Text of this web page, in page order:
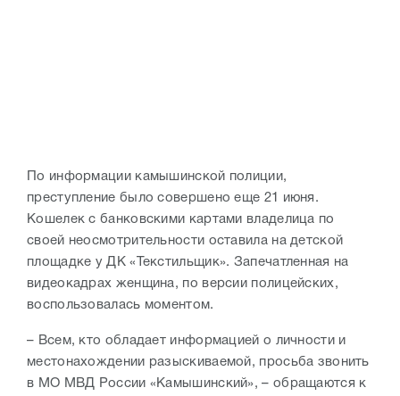
По информации камышинской полиции,
преступление было совершено еще 21 июня.
Кошелек с банковскими картами владелица по
своей неосмотрительности оставила на детской
площадке у ДК «Текстильщик». Запечатленная на
видеокадрах женщина, по версии полицейских,
воспользовалась моментом.
– Всем, кто обладает информацией о личности и
местонахождении разыскиваемой, просьба звонить
в МО МВД России «Камышинский», – обращаются к